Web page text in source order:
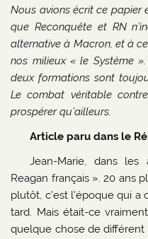
Nous avions écrit ce papier
que Reconquête et RN
alternative à Macron, et à
nos milieux « le Système
deux formations sont
Le combat véritable
prospérer qu’ailleurs.
Article paru dans le
Jean-Marie, dans
Reagan français ». 20 ans
plutôt, c’est l’époque qui a
tard. Mais était-ce
quelque chose de